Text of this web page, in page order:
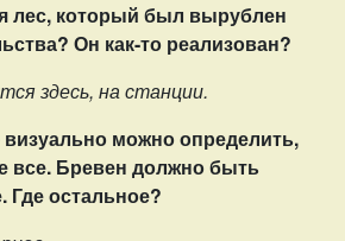
лес, который был вырублен
Он как-то реализован?
здесь, на станции.
можно определить,
все. Бревен должно быть
Где остальное?